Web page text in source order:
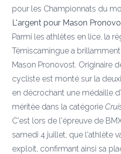
pour les Championnats du
L'argent pour Mason
Parmi les athlètes en lice, la
Témiscamingue a
Mason Pronovost. Originaire
cycliste est monté sur la
en décrochant une médaille
méritée dans la catégorie
C'est lors de l'épreuve de
samedi 4 juillet, que l'athlète
exploit, confirmant ainsi sa